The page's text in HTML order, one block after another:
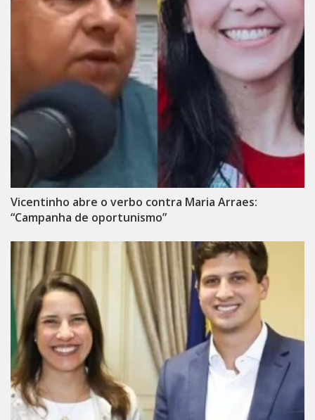
Vicentinho abre o verbo contra Maria Arraes:
“Campanha de oportunismo”